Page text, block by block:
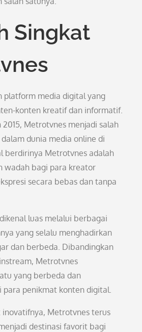
Singkat
platform media digital yang
konten kreatif dan informatif.
Metrotvnes menjadi salah
dunia media online di
berdirinya Metrotvnes adalah
wadah bagi para kreator
secara bebas dan tanpa
luas melalui berbagai
yang selalu menghadirkan
dan berbeda. Dibandingkan
Metrotvnes
yang berbeda dan
para penikmat konten digital.
inovatifnya, Metrotvnes terus
destinasi favorit bagi